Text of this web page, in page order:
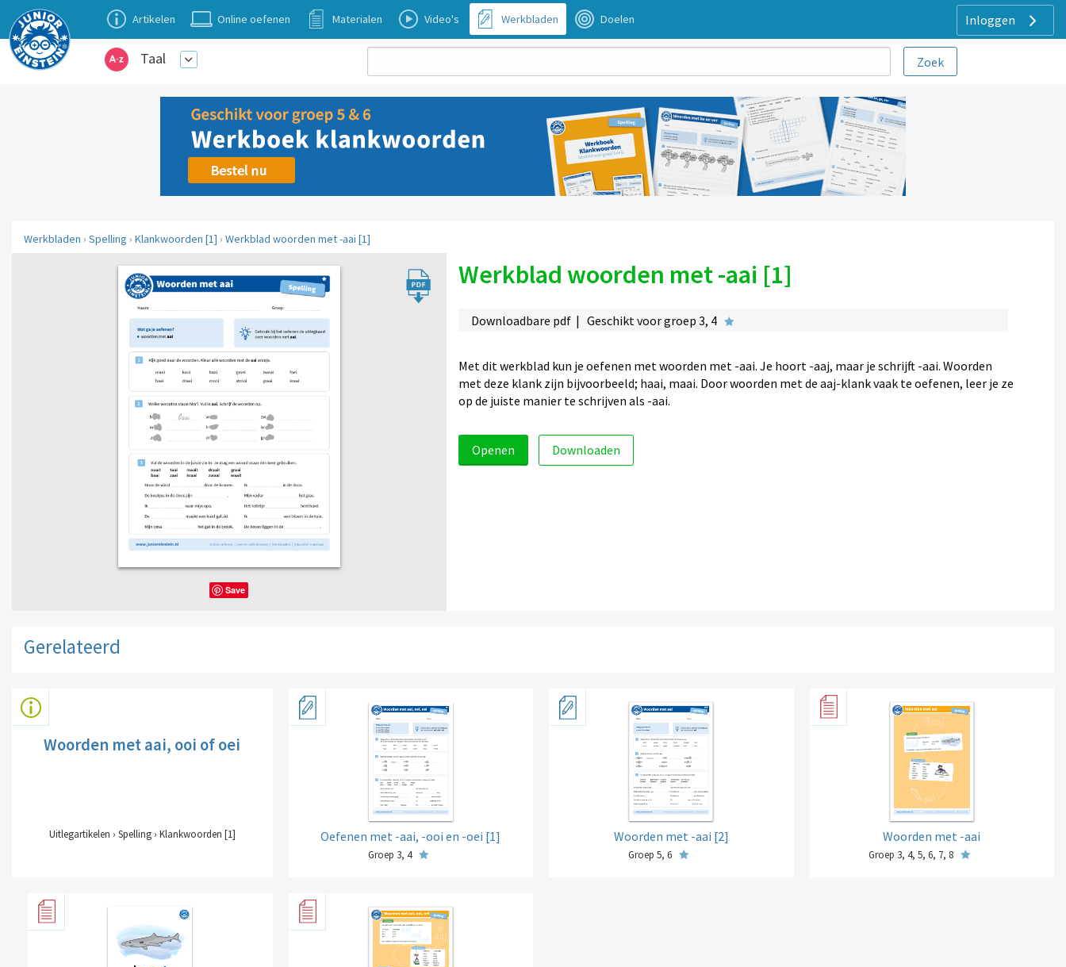
Inloggen
Artikelen Online oefenen Materialen Video's Werkbladen Doelen
Taal
Werkbladen › Spelling › Klankwoorden [1] › Werkblad woorden met -aai [1]
Werkblad woorden met -aai [1]
Downloadbare pdf | Geschikt voor groep 3, 4
Met dit werkblad kun je oefenen met woorden met -aai. Je hoort -aaj, maar je schrijft -aai. Woorden
met deze klank zijn bijvoorbeeld; haai, maai. Door woorden met de aaj-klank vaak te oefenen, leer je ze
op de juiste manier te schrijven als -aai.
Openen Downloaden
Save
Gerelateerd
Woorden met aai, ooi of oei
Uitlegartikelen › Spelling › Klankwoorden [1] Oefenen met -aai, -ooi en -oei [1]
Groep 3, 4
Woorden met -aai [2]
Groep 5, 6
Woorden met -aai
Groep 3, 4, 5, 6, 7, 8